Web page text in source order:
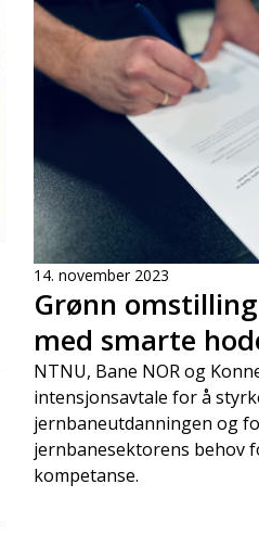
14. november 2023
Grønn
med smarte
NTNU, Bane NOR og
intensjonsavtale for å
jernbaneutdanningen og
jernbanesektorens behov
kompetanse.